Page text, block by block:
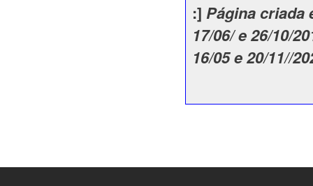
:] Página criada
17/06/ e 26/10/
16/05 e 20/11//